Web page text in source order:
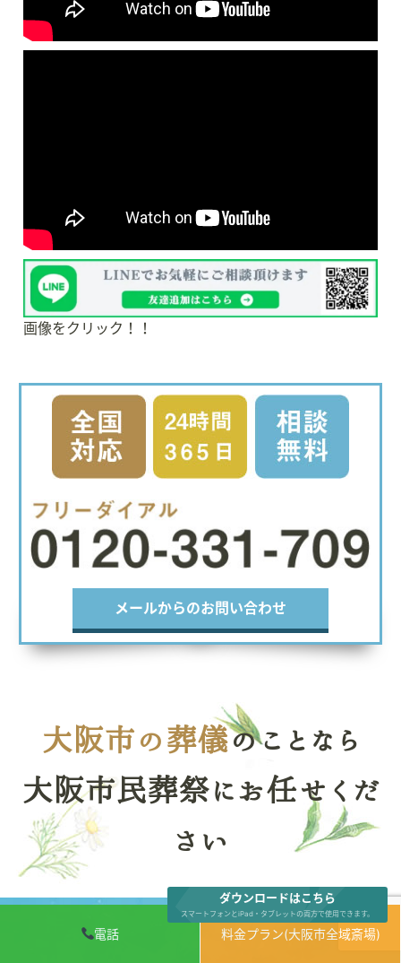
電話 料金プラン(大阪市全域斎場)
ダウンロードはこちら
スマートフォンとiPad・タブレットの両方で使用できます。
画像をクリック！！
メールからのお問い合わせ
大阪市の葬儀のことなら
大阪市民葬祭にお任せくだ
さい